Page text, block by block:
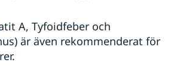
A, Tyfoidfeber och
är även rekommenderat för